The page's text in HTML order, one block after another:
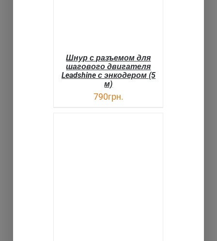
Шнур с разъемом для
шагового двигателя
Leadshine с энкодером (5
м)
790грн.